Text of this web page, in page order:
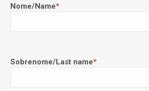
Nome/Name*
Sobrenome/Last name*